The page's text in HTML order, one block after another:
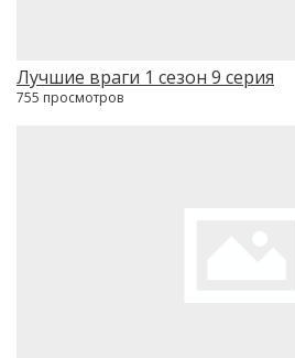
Лучшие враги 1 сезон 9 серия
755 просмотров